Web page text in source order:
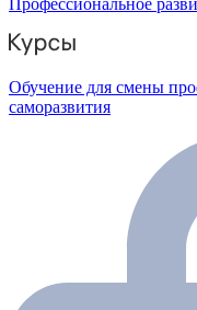
Профессиональное
Обучение для смены
саморазвития